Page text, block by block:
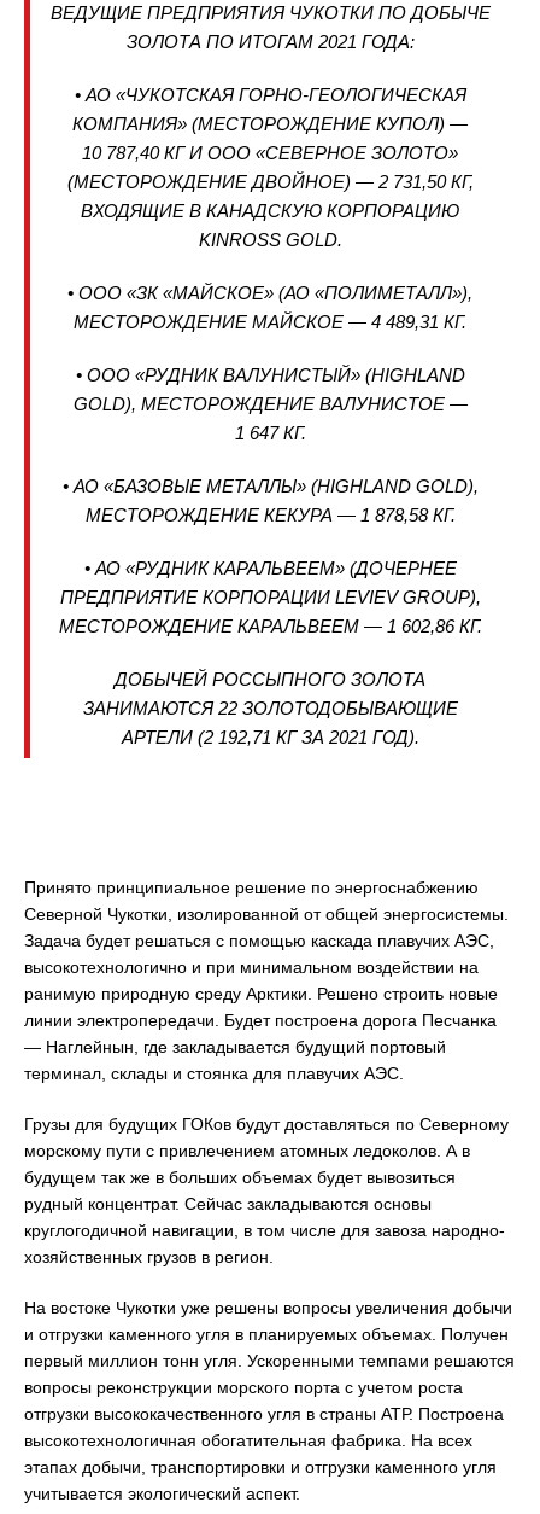
ВЕДУЩИЕ ПРЕДПРИЯТИЯ ЧУКОТКИ ПО ДОБЫЧЕ
ЗОЛОТА ПО ИТОГАМ 2021 ГОДА:
• АО «ЧУКОТСКАЯ ГОРНО-ГЕОЛОГИЧЕСКАЯ
КОМПАНИЯ» (МЕСТОРОЖДЕНИЕ КУПОЛ) —
10 787,40 КГ И ООО «СЕВЕРНОЕ ЗОЛОТО»
(МЕСТОРОЖДЕНИЕ ДВОЙНОЕ) — 2 731,50 КГ,
ВХОДЯЩИЕ В КАНАДСКУЮ КОРПОРАЦИЮ
KINROSS GOLD.
• ООО «ЗК «МАЙСКОЕ» (АО «ПОЛИМЕТАЛЛ»),
МЕСТОРОЖДЕНИЕ МАЙСКОЕ — 4 489,31 КГ.
• ООО «РУДНИК ВАЛУНИСТЫЙ» (HIGHLAND
GOLD), МЕСТОРОЖДЕНИЕ ВАЛУНИСТОЕ —
1 647 КГ.
• АО «БАЗОВЫЕ МЕТАЛЛЫ» (HIGHLAND GOLD),
МЕСТОРОЖДЕНИЕ КЕКУРА — 1 878,58 КГ.
• АО «РУДНИК КАРАЛЬВЕЕМ» (ДОЧЕРНЕЕ
ПРЕДПРИЯТИЕ КОРПОРАЦИИ LEVIEV GROUP),
МЕСТОРОЖДЕНИЕ КАРАЛЬВЕЕМ — 1 602,86 КГ.
ДОБЫЧЕЙ РОССЫПНОГО ЗОЛОТА
ЗАНИМАЮТСЯ 22 ЗОЛОТОДОБЫВАЮЩИЕ
АРТЕЛИ (2 192,71 КГ ЗА 2021 ГОД).
Принято принципиальное решение по энергоснабжению
Северной Чукотки, изолированной от общей энергосистемы.
Задача будет решаться с помощью каскада плавучих АЭС,
высокотехнологично и при минимальном воздействии на
ранимую природную среду Арктики. Решено строить новые
линии электропередачи. Будет построена дорога Песчанка
— Наглейнын, где закладывается будущий портовый
терминал, склады и стоянка для плавучих АЭС.
Грузы для будущих ГОКов будут доставляться по Северному
морскому пути с привлечением атомных ледоколов. А в
будущем так же в больших объемах будет вывозиться
рудный концентрат. Сейчас закладываются основы
круглогодичной навигации, в том числе для завоза народно-
хозяйственных грузов в регион.
На востоке Чукотки уже решены вопросы увеличения добычи
и отгрузки каменного угля в планируемых объемах. Получен
первый миллион тонн угля. Ускоренными темпами решаются
вопросы реконструкции морского порта с учетом роста
отгрузки высококачественного угля в страны АТР. Построена
высокотехнологичная обогатительная фабрика. На всех
этапах добычи, транспортировки и отгрузки каменного угля
учитывается экологический аспект.